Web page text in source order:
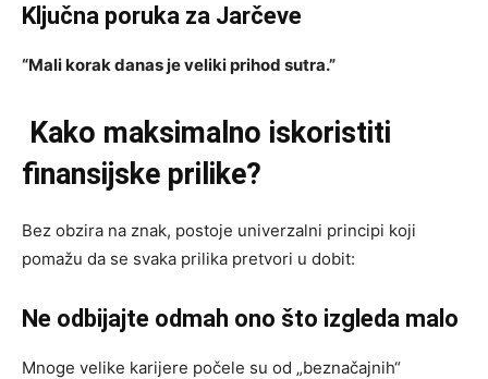
Ključna poruka za Jarčeve
“Mali korak danas je veliki prihod sutra.”
Kako maksimalno iskoristiti
finansijske prilike?
Bez obzira na znak, postoje univerzalni principi koji
pomažu da se svaka prilika pretvori u dobit:
Ne odbijajte odmah ono što izgleda malo
Mnoge velike karijere počele su od „beznačajnih“